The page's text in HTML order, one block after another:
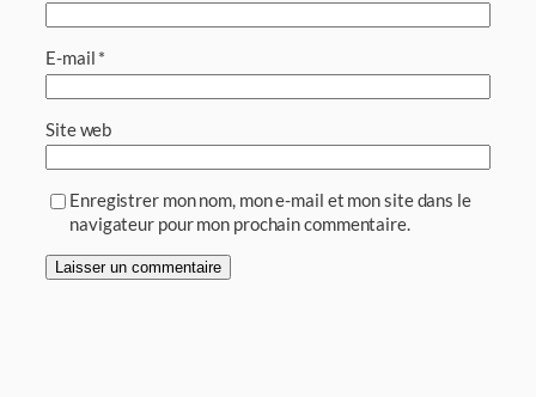
E-mail *
Site web
Enregistrer mon nom, mon e-mail et mon site dans le
navigateur pour mon prochain commentaire.